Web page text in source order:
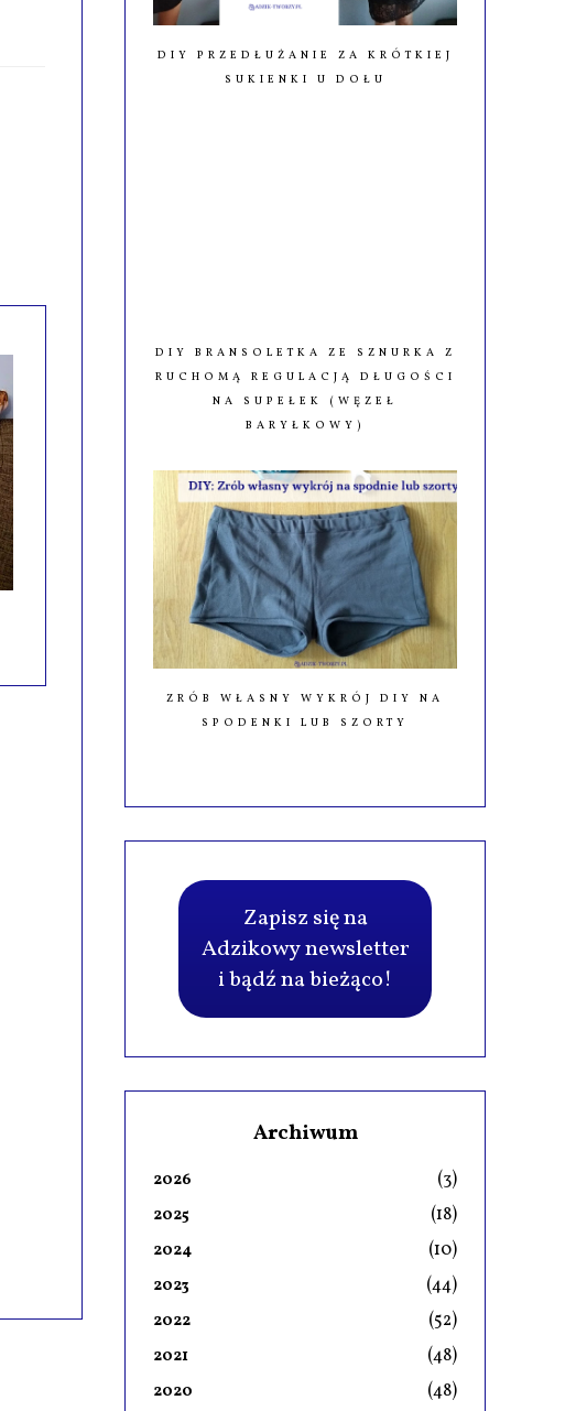
DIY PRZEDŁUŻANIE ZA KRÓTKIEJ
SUKIENKI U DOŁU
DIY BRANSOLETKA ZE SZNURKA Z
RUCHOMĄ REGULACJĄ DŁUGOŚCI
NA SUPEŁEK (WĘZEŁ
BARYŁKOWY)
ZRÓB WŁASNY WYKRÓJ DIY NA
SPODENKI LUB SZORTY
Zapisz się na
Adzikowy newsletter
i bądź na bieżąco!
Archiwum
2026 (3)
2025 (18)
2024 (10)
2023 (44)
2022 (52)
2021 (48)
2020 (48)